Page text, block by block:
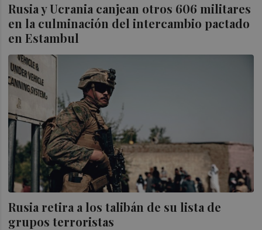
Rusia y Ucrania canjean otros 606 militares
en la culminación del intercambio pactado
en Estambul
Rusia retira a los talibán de su lista de
grupos terroristas